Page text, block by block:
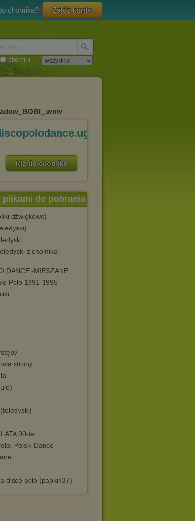
chomika? Załóż konto
chomiki
Idź do chomika
plikami do pobrania
dźwiękowe)
z chomika
-MIESZANE
Polo 1991-1995
strony
90-te
Polski Dance
disco polo (papkin37)